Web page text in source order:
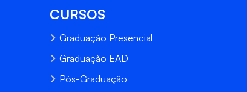
CURSOS
Graduação Presencial
Graduação EAD
Pós-Graduação